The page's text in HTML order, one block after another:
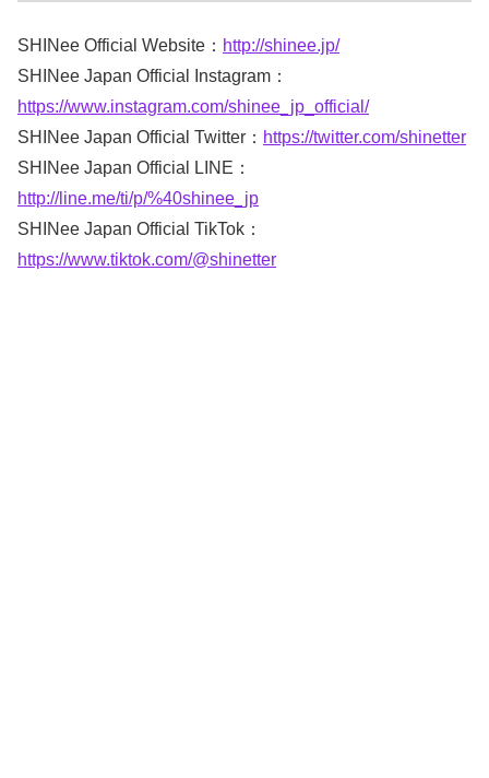
SHINee Official Website： http://shinee.jp/
SHINee Japan Official Instagram：
https://www.instagram.com/shinee_jp_official/
SHINee Japan Official Twitter： https://twitter.com/shinetter
SHINee Japan Official LINE：
http://line.me/ti/p/%40shinee_jp
SHINee Japan Official TikTok：
https://www.tiktok.com/@shinetter